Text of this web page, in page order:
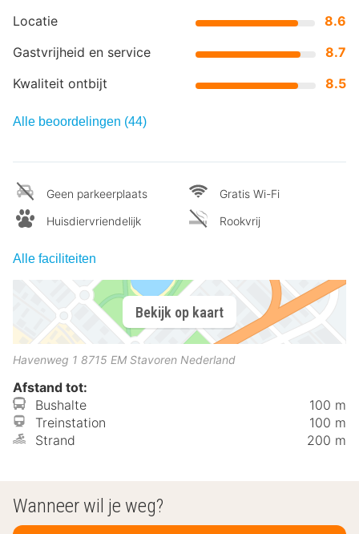
Locatie
8.6
Gastvrijheid en service
8.7
Kwaliteit ontbijt
8.5
Alle beoordelingen (44)
Geen parkeerplaats
Huisdiervriendelijk
Gratis Wi-Fi
Rookvrij
Alle faciliteiten
Bekijk op kaart
Havenweg 1 8715 EM Stavoren Nederland
Afstand tot:
Bushalte
100 m
Treinstation
100 m
Strand
200 m
Wanneer wil je weg?